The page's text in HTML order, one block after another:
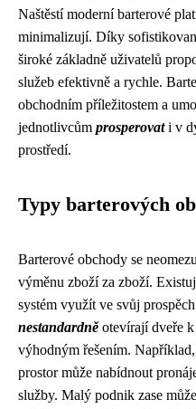
Naštěstí moderní barterové
minimalizují. Díky
široké základně uživatelů
služeb efektivně a rychle.
obchodním příležitostem a
jednotlivcům prosperovati v
prostředí.
Typy barterových
Barterové obchody se
výměnu zboží za zboží.
systém využít ve svůj
nestandardněotevírají dveře k
výhodným řešením.
prostor může nabídnout
služby. Malý podnik zase